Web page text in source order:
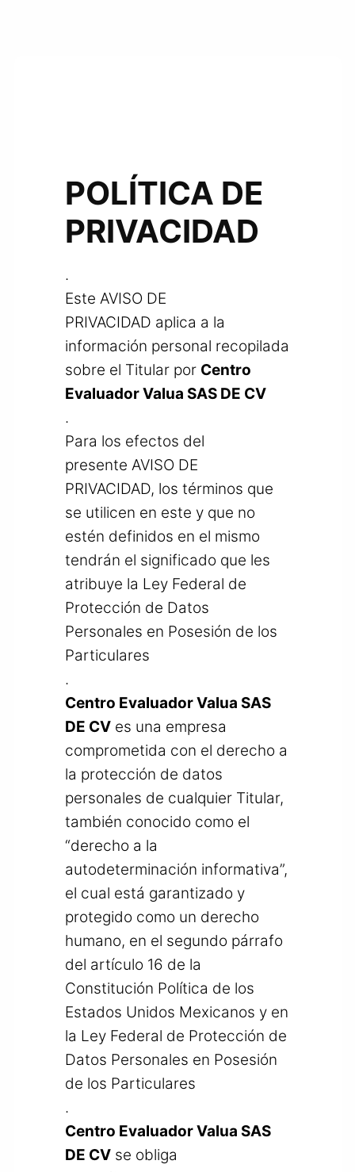
POLÍTICA DE
PRIVACIDAD
.
Este AVISO DE
PRIVACIDAD aplica a la
información personal recopilada
sobre el Titular por Centro
Evaluador Valua SAS DE CV
.
Para los efectos del
presente AVISO DE
PRIVACIDAD, los términos que
se utilicen en este y que no
estén definidos en el mismo
tendrán el significado que les
atribuye la Ley Federal de
Protección de Datos
Personales en Posesión de los
Particulares
.
Centro Evaluador Valua SAS
DE CVes una empresa
comprometida con el derecho a
la protección de datos
personales de cualquier Titular,
también conocido como el
“derecho a la
autodeterminación informativa”,
el cual está garantizado y
protegido como un derecho
humano, en el segundo párrafo
del artículo 16 de la
Constitución Política de los
Estados Unidos Mexicanos y en
la Ley Federal de Protección de
Datos Personales en Posesión
de los Particulares
.
Centro Evaluador Valua SAS
DE CVse obliga